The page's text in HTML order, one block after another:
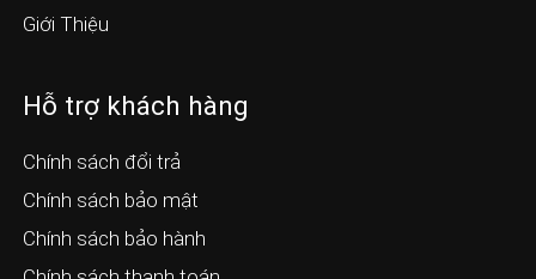
Giới Thiệu
Hỗ trợ khách hàng
Chính sách đổi trả
Chính sách bảo mật
Chính sách bảo hành